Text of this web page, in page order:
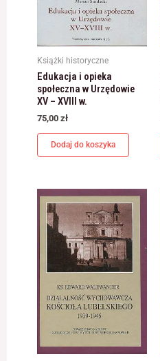
Książki historyczne
Edukacja i opieka
społeczna w Urzędowie
XV – XVIII w.
75,00 zł
Dodaj do koszyka